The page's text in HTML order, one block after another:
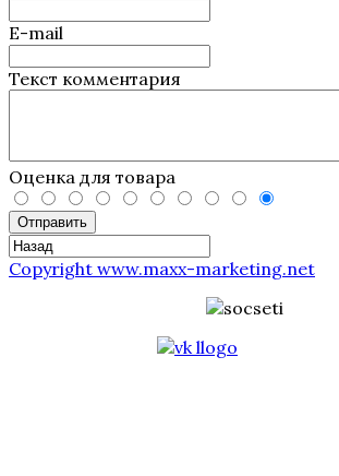
E-mail
Текст комментария
Оценка для товара
Отправить
Copyright www.maxx-marketing.net